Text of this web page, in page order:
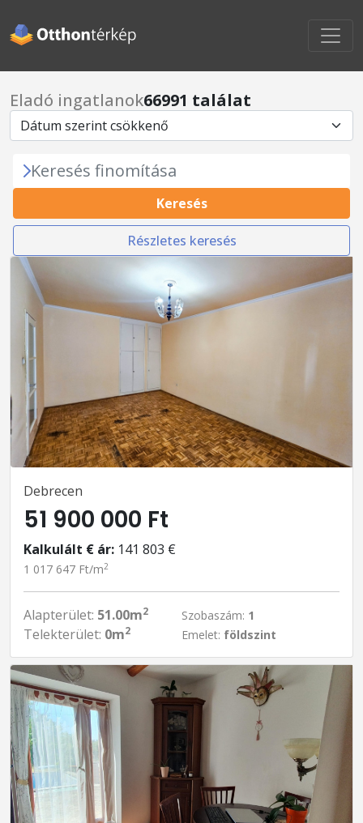
Eladó ingatlanok66991 találat
Keresés finomítása
Keresés
Részletes keresés
Debrecen
51 900 000 Ft
Kalkulált € ár: 141 803 €
1 017 647 Ft/m2
Alapterület: 51.00m2
Telekterület: 0m2
Szobaszám: 1
Emelet: földszint